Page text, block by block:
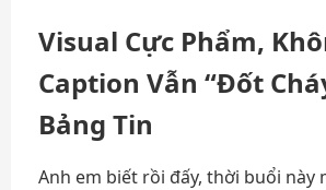
Visual Cực Phẩm,
Caption Vẫn “Đốt
Bảng Tin
Anh em biết rồi đấy, thời buổi này